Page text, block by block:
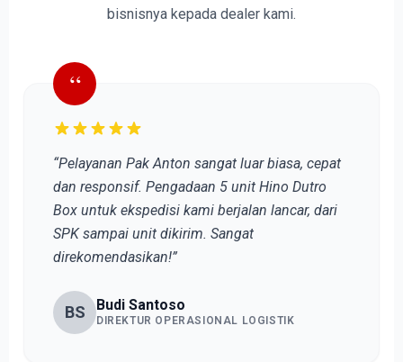
bisnisnya kepada dealer kami.
“
“Pelayanan Pak Anton sangat luar biasa, cepat
dan responsif. Pengadaan 5 unit Hino Dutro
Box untuk ekspedisi kami berjalan lancar, dari
SPK sampai unit dikirim. Sangat
direkomendasikan!”
BS Budi Santoso
DIREKTUR OPERASIONAL LOGISTIK